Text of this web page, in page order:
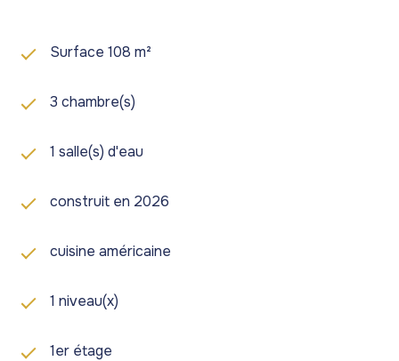
Surface 108 m²
3 chambre(s)
1 salle(s) d'eau
construit en 2026
cuisine américaine
1 niveau(x)
1er étage